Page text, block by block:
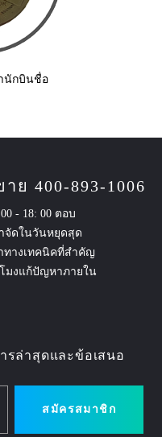
นักบินชื่อ
ย 400-893-1006
- 18: 00 ตอบ
จัดในวันหยุดสุด
ทางเทคนิคที่สำคัญ
มงแก้ปัญหาภายใน
รล่าสุดและข้อเสนอ
สมัครสมาชิก